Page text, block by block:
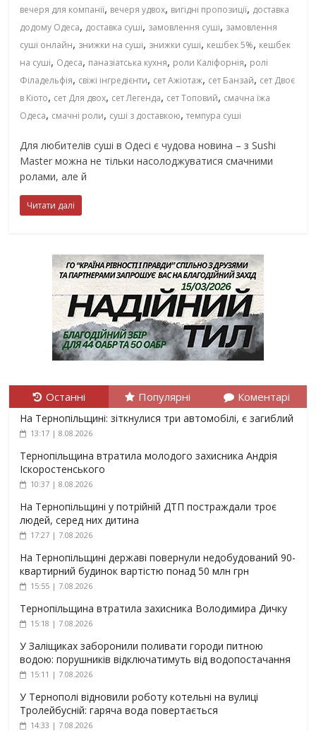
вечеря для компанії, вечеря удвох, вигідні пропозиції, доставка
додому Одеса, доставка суші, замовлення суші, замовлення
суші онлайн, знижки на суші, знижки суші, кешбек 5%, кешбек
на суші, Одеса, паназіатська кухня, роли Каліфорнія, ролі
Філадельфія, свіжі інгредієнти, сет Ажіотаж, сет Банзай, сет Двоє
в Кіото, сет Для двох, сет Легенда, сет Топовий, смачна їжа
Одеса, смачні роли, суші з доставкою,темпура суші
Для любителів суші в Одесі є чудова новина – з Sushi
Master можна не тільки насолоджуватися смачними
ролами, але й
Читати далі
Останні Популярні Коментарі
На Тернопільщині: зіткнулися три автомобілі, є загиблий
13:17 | 8.08.2026
Тернопільщина втратила молодого захисника Андрія
Іскоростенського
10:37 | 8.08.2026
На Тернопільщині у потрійній ДТП постраждали троє
людей, серед них дитина
17:27 | 7.08.2026
На Тернопільщині державі повернули недобудований 90-
квартирний будинок вартістю понад 50 млн грн
15:55 | 7.08.2026
Тернопільщина втратила захисника Володимира Дичку
15:18 | 7.08.2026
У Заліщиках заборонили поливати городи питною
водою: порушників відключатимуть від водопостачання
15:11 | 7.08.2026
У Тернополі відновили роботу котельні на вулиці
Тролейбусній: гаряча вода повертається
14:33 | 7.08.2026